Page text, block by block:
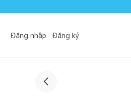
Đăng nhập Đăng ký